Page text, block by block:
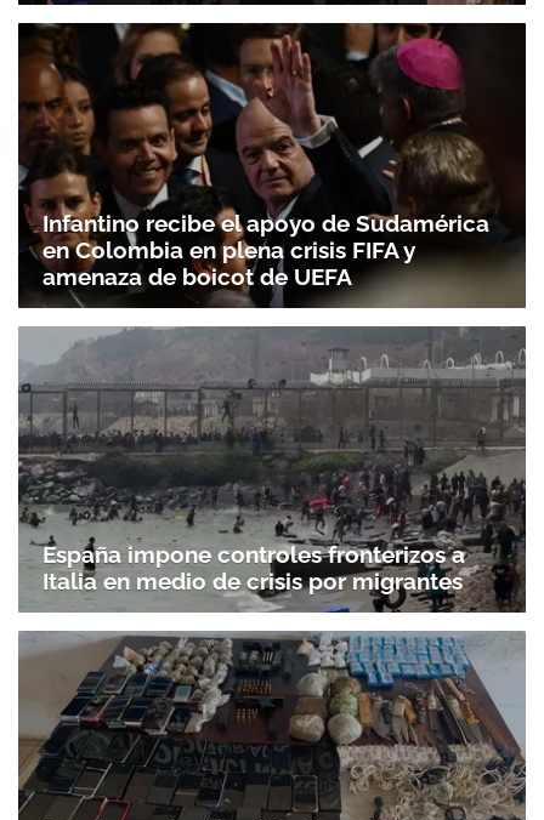
Gracias por suscribirte a nuestro boletín.
ACEPTAR
Infantino recibe el apoyo de Sudamérica
en Colombia en plena crisis FIFA y
amenaza de boicot de UEFA
España impone controles fronterizos a
Italia en medio de crisis por migrantes